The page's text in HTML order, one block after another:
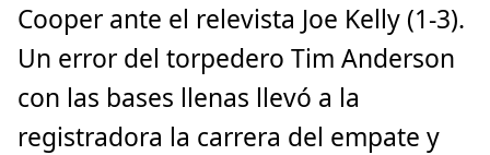
Cooper ante el relevista Joe Kelly (1-3).
Un error del torpedero Tim Anderson
con las bases llenas llevó a la
registradora la carrera del empate y